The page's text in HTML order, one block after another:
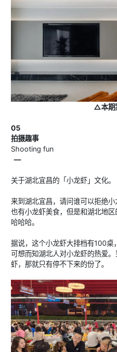
△本期
05
拍摄趣事
Shooting fun
—
关于湖北宜昌的「小龙虾」文化。
来到湖北宜昌，请问谁可以拒绝
也有小龙虾美食，但是和湖北地
哈哈哈。
据说，这个小龙虾大排档有100桌
可想而知湖北人对小龙虾的热爱
虾，那就只有停不下来的份了。